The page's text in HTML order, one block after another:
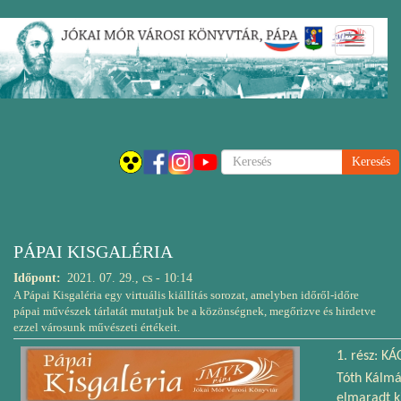
Ugrás
tartalomra
Keresés
PÁPAI KISGALÉRIA
Időpont
2021. 07. 29., cs - 10:14
A Pápai Kisgaléria egy virtuális kiállítás sorozat, amelyben időről-időre
pápai művészek tárlatát mutatjuk be a közönségnek, megőrizve és hirdetve
ezzel városunk művészeti értékeit.
1. rész:
Tóth